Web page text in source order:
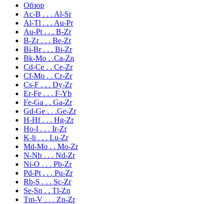
Обзор
Ac-B . . . Al-Sr
Al-Tl . . . Au-Pr
Au-Pt . . . B-Zr
B-Zr . . . Be-Zr
Bi-Br . . . Bi-Zr
Bk-Mo . .Ca-Zn
Cd-Ce . . Ce-Zr
Cf-Mo . . Cr-Zr
Cs-F . . . Dy-Zr
Er-Fe . . . F-Yb
Fe-Ga . . Ga-Zr
Gd-Ge . . .Ge-Zr
H-Hf . . . Hg-Zr
Ho-I . . . Ir-Zr
K-li . . . Lu-Zr
Md-Mo . . Mo-Zr
N-Nb . . . Nd-Zr
Ni-O . . . Pb-Zr
Pd-Pt . . . Pu-Zr
Rb-S . . . Sc-Zr
Se-Sn . . Tl-Zn
Tm-V . . . Zn-Zr